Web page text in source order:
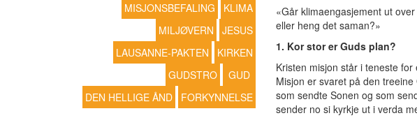
MISJONSBEFALING
KLIMA
MILJØVERN
JESUS
LAUSANNE-PAKTEN
KIRKEN
GUDSTRO
GUD
DEN HELLIGE ÅND
FORKYNNELSE
«Går klimaengasjement ut
eller heng det saman?»
1. Kor stor er Guds plan?
Kristen misjon står i teneste for
Misjon er svaret på den treeine
som sendte Sonen og som
sender no si kyrkje ut i verda